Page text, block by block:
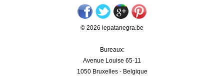
© 2026 lepatanegra.be
Bureaux:
Avenue Louise 65-11
1050 Bruxelles - Belgique